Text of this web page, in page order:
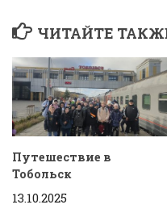
ЧИТАЙТЕ
Путешествие в
Тобольск
13.10.2025